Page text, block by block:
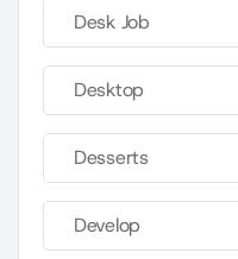
Desk Job
Desktop
Desserts
Develop